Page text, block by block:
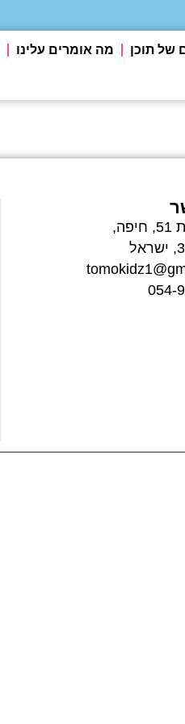
של תוכן מה אומרים עלינו
העצמאות 51, חיפה,
054-